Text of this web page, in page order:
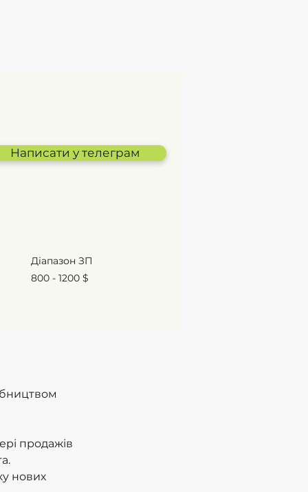
Написати у телеграм
Діапазон ЗП
800 - 1200 $
продажів
нових